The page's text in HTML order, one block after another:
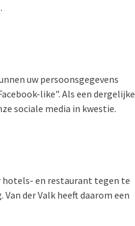
uw persoonsgegevens
like". Als een dergelijke
sociale media in kwestie.
en restaurant tegen te
der Valk heeft daarom een